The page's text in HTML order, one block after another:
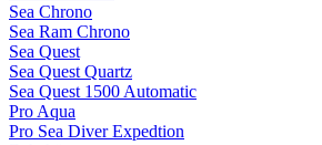
Sea Chrono
Sea Ram Chrono
Sea Quest
Sea Quest Quartz
Sea Quest 1500 Automatic
Pro Aqua
Pro Sea Diver Expedtion